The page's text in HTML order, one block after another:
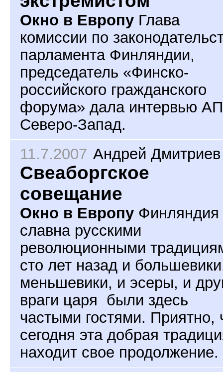
Окно в Европу Глава
комиссии по
парламента Финляндии,
председатель «Финско-
российского гражданского
форума» дала интервью
Северо-Запад.
11.7.2007 Андрей Дмитриев
Свеаборгское
совещание
Окно в Европу Финляндия
славна русскими
революционными
сто лет назад и
меньшевики, и эсеры, и
враги царя были здесь
частыми гостями. Приятно,
сегодня эта добрая
находит свое продолжение.